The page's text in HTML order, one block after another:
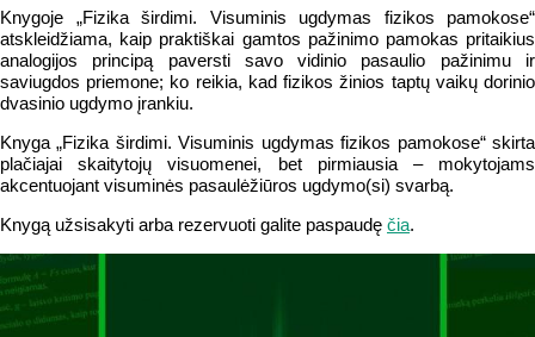
Knygoje „Fizika širdimi. Visuminis ugdymas fizikos pamokose“
atskleidžiama, kaip praktiškai gamtos pažinimo pamokas pritaikius
analogijos principą paversti savo vidinio pasaulio pažinimu ir
saviugdos priemone; ko reikia, kad fizikos žinios taptų vaikų dorinio
dvasinio ugdymo įrankiu.
Knyga „Fizika širdimi. Visuminis ugdymas fizikos pamokose“ skirta
plačiajai skaitytojų visuomenei, bet pirmiausia – mokytojams
akcentuojant visuminės pasaulėžiūros ugdymo(si) svarbą.
Knygą užsisakyti arba rezervuoti galite paspaudę čia.